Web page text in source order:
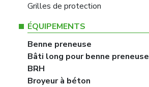
Grilles de protection
ÉQUIPEMENTS
Benne preneuse
Bâti long pour benne preneuse
BRH
Broyeur à béton